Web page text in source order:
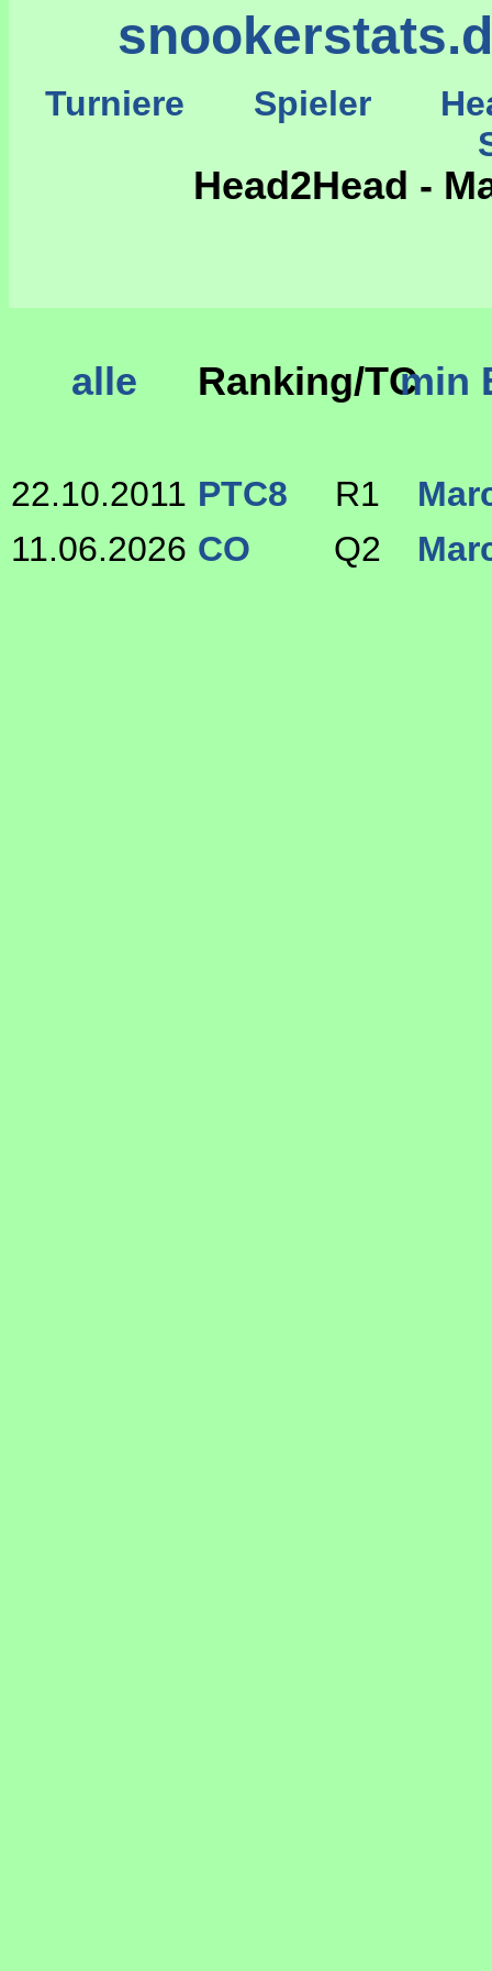
Turniere Spieler
Head2Head -
alle Ranking/TCmin
22.10.2011 PTC8 R1
11.06.2026 CO Q2